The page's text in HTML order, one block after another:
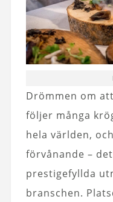
Drömmen om
följer många
hela världen,
förvånande –
prestigefyllda
branschen.